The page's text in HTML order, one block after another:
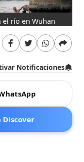
el río en Wuhan
Notificaciones
Discover